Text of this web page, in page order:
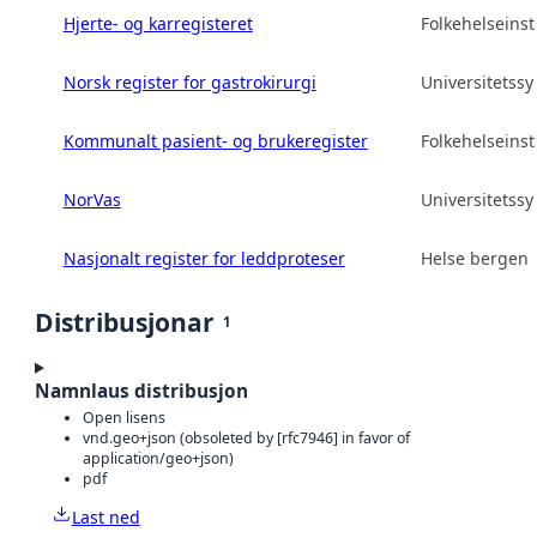
Hjerte- og karregisteret
Norsk register for gastrokirurgi
Kommunalt pasient- og brukeregister
NorVas
Nasjonalt register for leddproteser Helse bergen
Distribusjonar 1
Namnlaus distribusjon
Open lisens
vnd.geo+json (obsoleted by [rfc7946] in favor of
application/geo+json)
pdf
Last ned